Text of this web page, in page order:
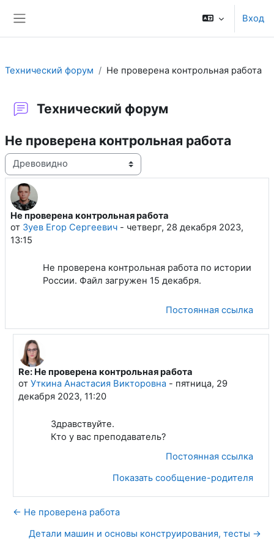
Вход
Технический форум Не проверена контрольная работа
Технический форум
Не проверена контрольная работа
Режим отображения
Не проверена контрольная работа
от Зуев Егор Сергеевич - четверг, 28 декабря 2023,
13:15
Количество ответов: 1
Не проверена контрольная работа по истории
России. Файл загружен 15 декабря.
Постоянная ссылка
В ответ на Зуев Егор Сергеевич
Re: Не проверена контрольная работа
от Уткина Анастасия Викторовна- пятница, 29
декабря 2023, 11:20
Здравствуйте.
Кто у вас преподаватель?
Постоянная ссылка
Показать сообщение-родителя
← Не проверена работа
Детали машин и основы конструирования, тесты →